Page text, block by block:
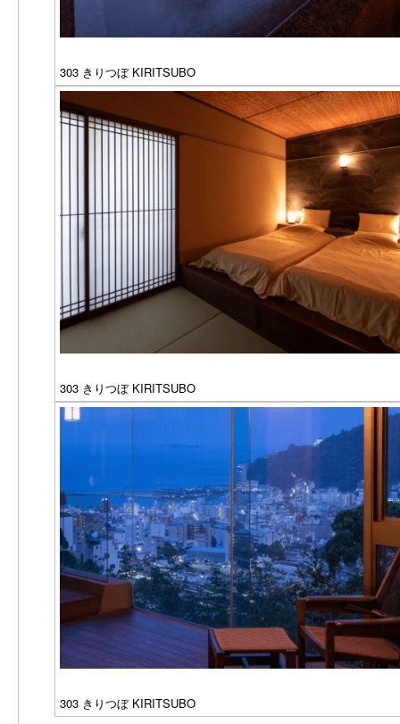
303 きりつぼ KIRITSUBO
303 きりつぼ KIRITSUBO
303 きりつぼ KIRITSUBO